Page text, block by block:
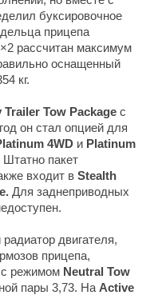
буксировочное
прицепа
рассчитан максимум
оснащенный
кг.
Trailer Tow Package с
он стал опцией для
4WD и Platinum
Штатно пакет
входит в Stealth
Для заднеприводных
двигателя,
прицепа,
с режимом Neutral Tow
пары 3,73. На Active